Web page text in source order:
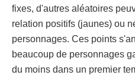
fixes, d'autres aléatoires
relation positifs (jaunes) ou
personnages. Ces points
beaucoup de personnages
du moins dans un premier